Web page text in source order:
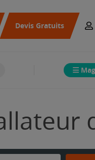
Devis Gratuits